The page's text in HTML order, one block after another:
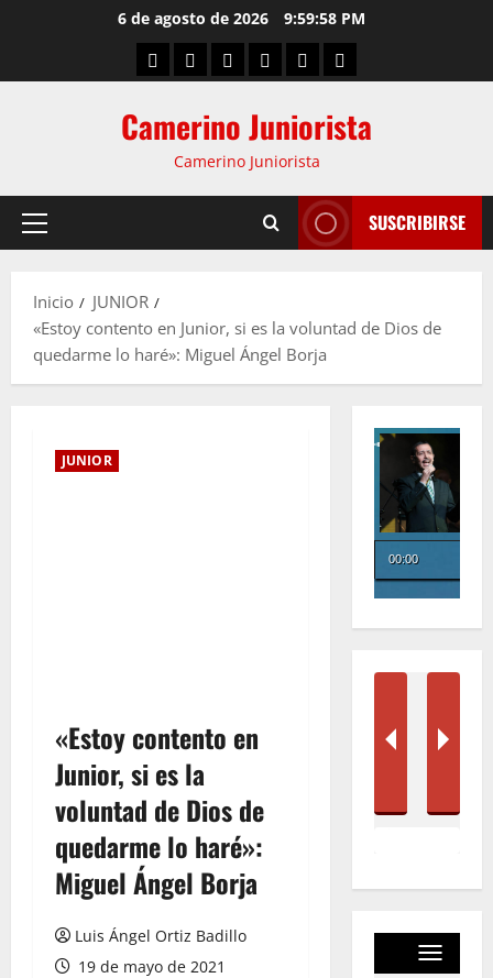
6 de agosto de 2026 9:59:59 PM
Camerino Juniorista
Camerino Juniorista
SUSCRIBIRSE
Inicio
JUNIOR
«Estoy contento en Junior, si es la voluntad de Dios de
quedarme lo haré»: Miguel Ángel Borja
JUNIOR
«Estoy contento en
Junior, si es la
voluntad de Dios de
quedarme lo haré»:
Miguel Ángel Borja
Luis Ángel Ortiz Badillo
19 de mayo de 2021